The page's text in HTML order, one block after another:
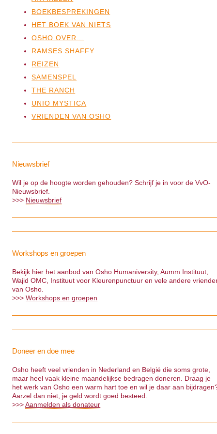
BOEKBESPREKINGEN
HET BOEK VAN NIETS
OSHO OVER…
RAMSES SHAFFY
REIZEN
SAMENSPEL
THE RANCH
UNIO MYSTICA
VRIENDEN VAN OSHO
Nieuwsbrief
Wil je op de hoogte worden gehouden? Schrijf je in voor de VvO-
Nieuwsbrief.
>>> Nieuwsbrief
Workshops en groepen
Bekijk hier het aanbod van Osho Humaniversity, Aumm Instituut,
Wajid OMC, Instituut voor Kleurenpunctuur en vele andere
van Osho.
>>>Workshops en groepen
Doneer en doe mee
Osho heeft veel vrienden in Nederland en België die soms grote,
maar heel vaak kleine maandelijkse bedragen doneren. Draag je
het werk van Osho een warm hart toe en wil je daar aan
Aarzel dan niet, je geld wordt goed besteed.
>>>Aanmelden als donateur